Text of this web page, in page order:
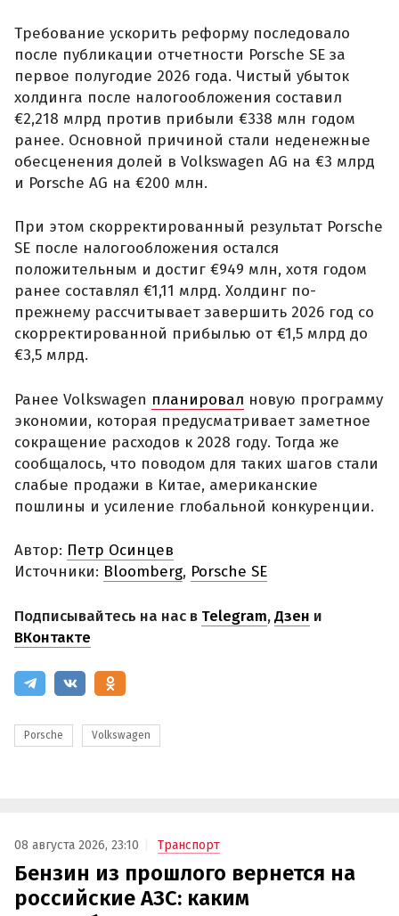
Требование ускорить реформу последовало
после публикации отчетности Porsche SE за
первое полугодие 2026 года. Чистый убыток
холдинга после налогообложения составил
€2,218 млрд против прибыли €338 млн годом
ранее. Основной причиной стали неденежные
обесценения долей в Volkswagen AG на €3 млрд
и Porsche AG на €200 млн.
При этом скорректированный результат Porsche
SE после налогообложения остался
положительным и достиг €949 млн, хотя годом
ранее составлял €1,11 млрд. Холдинг по-
прежнему рассчитывает завершить 2026 год со
скорректированной прибылью от €1,5 млрд до
€3,5 млрд.
Ранее Volkswagen планировал новую программу
экономии, которая предусматривает заметное
сокращение расходов к 2028 году. Тогда же
сообщалось, что поводом для таких шагов стали
слабые продажи в Китае, американские
пошлины и усиление глобальной конкуренции.
Автор: Петр Осинцев
Источники: Bloomberg, Porsche SE
Подписывайтесь на нас в Telegram,Дзен и
ВКонтакте
Porsche Volkswagen
08 августа 2026, 23:10 Транспорт
Бензин из прошлого вернется на
российские АЗС: каким